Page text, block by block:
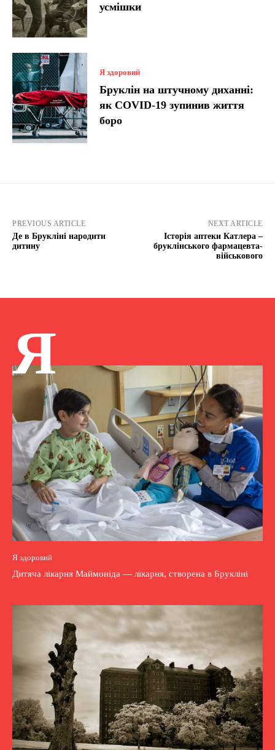
усмішки
Я здоровий
Бруклін на штучному диханні:
як COVID-19 зупинив життя
боро
PREVIOUS ARTICLE
Де в Брукліні народити
дитину
NEXT ARTICLE
Історія аптеки Катлера –
бруклінського фармацевта-
військового
Я
Я здоровий
Дитяча лікарня Маймоніда — лікарня, створена в Брукліні